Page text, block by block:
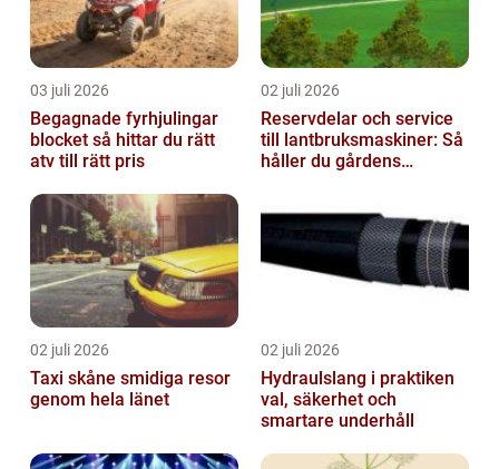
03 juli 2026
Begagnade fyrhjulingar
blocket så hittar du rätt
atv till rätt pris
02 juli 2026
Reservdelar och service
till lantbruksmaskiner: Så
håller du gårdens
02 juli 2026
Taxi skåne smidiga resor
genom hela länet
02 juli 2026
Hydraulslang i praktiken
val, säkerhet och
smartare underhåll